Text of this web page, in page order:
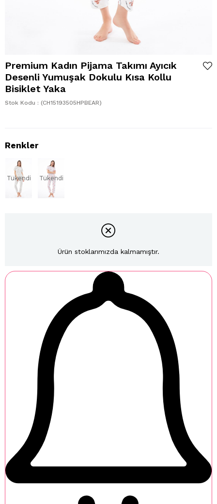
Premium Kadın Pijama Takımı Ayıcık
Desenli Yumuşak Dokulu Kısa Kollu
Bisiklet Yaka
Stok Kodu (CH15193505HPBEAR)
Tükendi Tükendi
Ürün stoklarımızda kalmamıştır.